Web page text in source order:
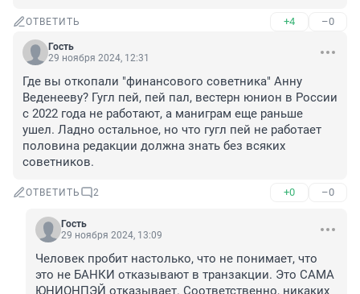
ОТВЕТИТЬ +4 –0
Гость
29 ноября 2024, 12:31
Где вы откопали "финансового советника" Анну
Веденееву? Гугл пей, пей пал, вестерн юнион в России
с 2022 года не работают, а маниграм еще раньше
ушел. Ладно остальное, но что гугл пей не работает
половина редакции должна знать без всяких
советников.
ОТВЕТИТЬ 2 +0 –0
Гость
29 ноября 2024, 13:09
Человек пробит настолько, что не понимает, что
это не БАНКИ отказывают в транзакции. Это САМА
ЮНИОНПЭЙ отказывает. Соответственно, никаких